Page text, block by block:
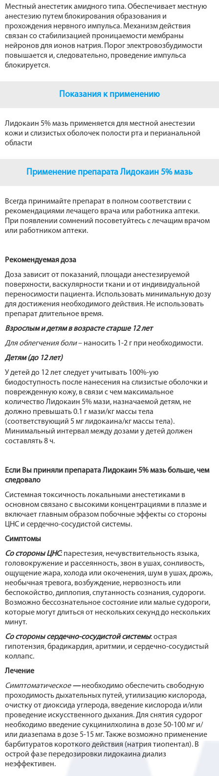
Местный анестетик амидного типа. Обеспечивает местную
анестезию путем блокирования образования и
прохождения нервного импульса. Механизм действия
связан со стабилизацией проницаемости мембраны
нейронов для ионов натрия. Порог электровозбудимости
повышается и, следовательно, проведение импульса
блокируется.
Показания к применению
Лидокаин 5% мазь применяется для местной анестезии
кожи и слизистых оболочек полости рта и перианальной
области
Применение препарата Лидокаин 5% мазь
Всегда принимайте препарат в полном соответствии с
рекомендациями лечащего врача или работника аптеки.
При появлении сомнений посоветуйтесь с лечащим врачом
или работником аптеки.
Рекомендуемая доза
Доза зависит от показаний, площади анестезируемой
поверхности, васкулярности ткани и от индивидуальной
переносимости пациента. Использовать минимальную дозу
для достижения необходимого действия. Не использовать
препарат длительное время.
Взрослым и детям в возрасте старше 12 лет
Для облегчения боли– наносить 1-2 г при необходимости.
Детям (до 12 лет)
У детей до 12 лет следует учитывать 100%-ую
биодоступность после нанесения на слизистые оболочки и
поврежденную кожу, в связи с чем максимальное
количество Лидокаин 5% мази, назначаемой детям, не
должно превышать 0.1 г мази/кг массы тела
(соответствующий 5 мг лидокаина/кг массы тела).
Минимальный интервал между дозами у детей должен
составлять 8 ч.
Если Вы приняли препарата Лидокаин 5% мазь больше, чем
следовало
Системная токсичность локальными анестетиками в
основном связано с высокими концентрациями в плазме и
включает главным образом побочные эффекты со стороны
ЦНС и сердечно-сосудистой системы.
Симптомы
Со стороны ЦНС: парестезия, нечувствительность языка,
головокружение и рассеянность, звон в ушах, сонливость,
ощущение жара, холода или окоченения, шум в ушах, дрожь,
необычная тревога, возбуждение, нервозность или
беспокойство, диплопия, спутанность сознания, судороги.
Возможно бессознательное состояние или малые судороги,
которые могут длиться от нескольких секунд до нескольких
минут.
Со стороны сердечно-сосудистой системы: острая
гипотензия, брадикардия, аритмии, и сердечно-сосудистый
коллапс.
Лечение
Симптоматическое—необходимо обеспечить свободную
проходимость дыхательных путей, утилизацию кислорода,
очистку от диоксида углерода, введение кислорода и/или
проведение искусственного дыхания. Для снятия судорог
необходимо введение сукцинилхолина в дозе 50-100 мг и/
или диазепама в дозе 5-15 мг. Также возможно применение
барбитуратов короткого действия (натрия тиопентал). В
острой фазе передозировки лидокаина диализ
неэффективен.